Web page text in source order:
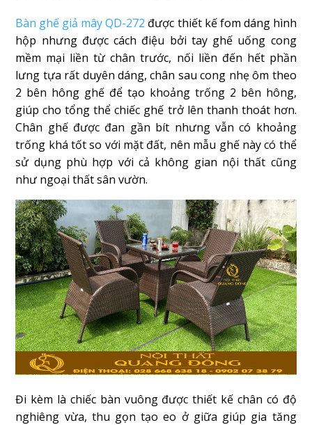
Bàn ghế giả mây QD-272 được thiết kế fom dáng hình
hộp nhưng được cách điệu bởi tay ghế uống cong
mềm mại liền từ chân trước, nối liền đến hết phần
lưng tựa rất duyên dáng, chân sau cong nhẹ ôm theo
2 bên hông ghế để tạo khoảng trống 2 bên hông,
giúp cho tổng thể chiếc ghế trở lên thanh thoát hơn.
Chân ghế được đan gần bít nhưng vẫn có khoảng
trống khá tốt so với mặt đất, nên mẫu ghế này có thể
sử dụng phù hợp với cả không gian nội thất cũng
như ngoại thất sân vườn.
Đi kèm là chiếc bàn vuông được thiết kế chân có độ
nghiêng vừa, thu gọn tạo eo ở giữa giúp gia tăng